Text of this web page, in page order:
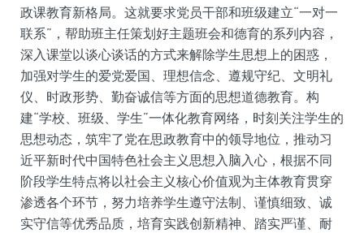
政课教育新格局。这就要求党员干部和班级建立“一对一
联系”，帮助班主任策划好主题班会和德育的系列内容，
深入课堂以谈心谈话的方式来解除学生思想上的困惑，
加强对学生的爱党爱国、理想信念、遵规守纪、文明礼
仪、时政形势、勤奋诚信等方面的思想道德教育。构
建“学校、班级、学生”一体化教育网络，时刻关注学生的
思想动态，筑牢了党在思政教育中的领导地位，推动习
近平新时代中国特色社会主义思想入脑入心，根据不同
阶段学生特点将以社会主义核心价值观为主体教育贯穿
渗透各个环节，努力培养学生遵守法制、谨慎细致、诚
实守信等优秀品质，培育实践创新精神、踏实严谨、耐